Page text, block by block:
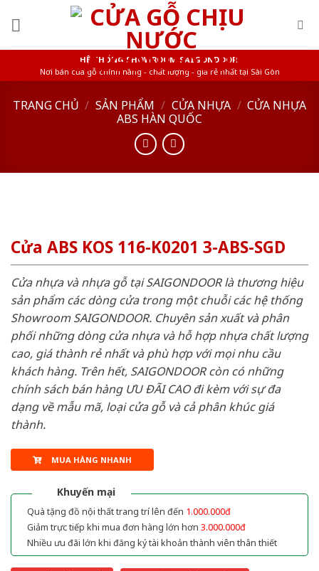
HỆ THỐNG SHOWROOM SAIGONDOOR
Nơi bán cửa gỗ chính hãng - chất lượng - giá rẻ nhất tại Sài Gòn
TRANG CHỦ / SẢN PHẨM / CỬA NHỰA / CỬA NHỰA
ABS HÀN QUỐC
Cửa ABS KOS 116-K0201 3-ABS-SGD
Cửa nhựa và nhựa gỗ tại SAIGONDOOR là thương hiệu
sản phẩm các dòng cửa trong một chuỗi các hệ thống
Showroom SAIGONDOOR. Chuyên sản xuất và phân
phối những dòng cửa nhựa và hỗ hợp nhựa chất lượng
cao, giá thành rẻ nhất và phù hợp với mọi nhu cầu
khách hàng. Trên hết, SAIGONDOOR còn có những
chính sách bán hàng ƯU ĐÃI CAO đi kèm với sự đa
dạng về mẫu mã, loại cửa gỗ và cả phân khúc giá
thành.
MUA HÀNG NHANH
Khuyến mại
Quà tặng đồ nội thất trang trí lên đến 1.000.000đ
Giảm trực tiếp khi mua đơn hàng lớn hơn 3.000.000đ
Nhiều ưu đãi lớn khi đăng ký tài khoản thành viên thân thiết